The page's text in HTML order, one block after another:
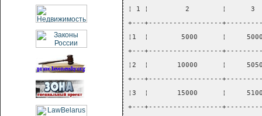
¦ 1 ¦         2        ¦
+---+------------------
¦1  ¦        5000      ¦
+---+------------------
¦2  ¦       10000      ¦
+---+------------------
¦3  ¦       15000      ¦
+---+------------------